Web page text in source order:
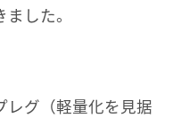
した。
レグ（軽量化を見据